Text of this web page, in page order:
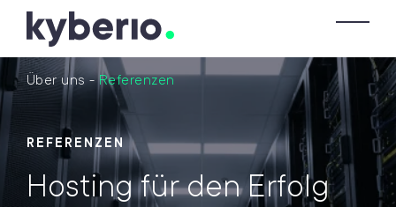
Skip zum Inhalt
Über uns-Referenzen
REFERENZEN
Hosting für den Erfolg